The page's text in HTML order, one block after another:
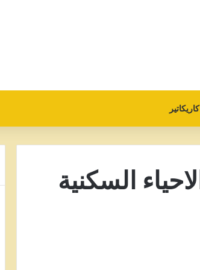
كاريكاتير
السكنية